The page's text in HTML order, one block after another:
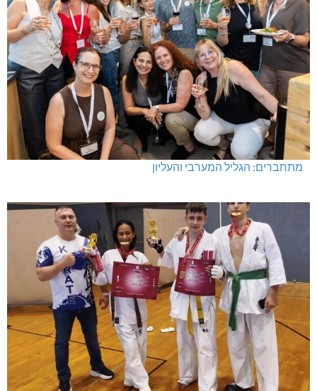
מתחברים: הגליל המערבי והעליון